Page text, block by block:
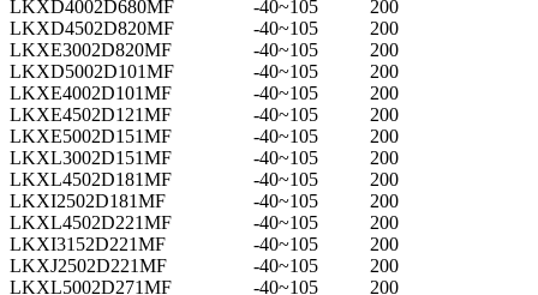
LKXD4002D680MF -40~105
200
LKXD4502D820MF
-40~105
200
LKXE3002D820MF
-40~105
200
LKXD5002D101MF
-40~105
200
LKXE4002D101MF
-40~105
200
LKXE4502D121MF
-40~105
200
LKXE5002D151MF
-40~105
200
LKXL3002D151MF
-40~105
200
LKXL4502D181MF
-40~105
200
LKXI2502D181MF
-40~105
200
LKXL4502D221MF
-40~105
200
LKXI3152D221MF
-40~105
200
LKXJ2502D221MF
-40~105
200
LKXL5002D271MF
-40~105
200